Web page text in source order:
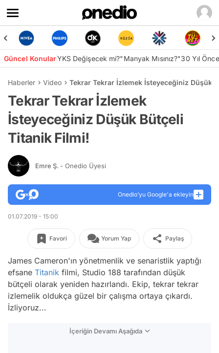
Güncel KonularYKS Değişecek mi?"Manyak Mısınız?"30 Yıl
Haberler Video Tekrar Tekrar İzlemek İsteyeceğiniz Düşük
Tekrar Tekrar İzlemek
İsteyeceğiniz Düşük Bütçeli
Titanik Filmi!
Emre Ş. - Onedio Üyesi
Onedio’yu Google'a ekleyin
01.07.2019 - 15:00
Favori Yorum Yap Paylaş
James Cameron'ın yönetmenlik ve senaristlik yaptığı
efsane Titanik filmi, Studio 188 tarafından düşük
bütçeli olarak yeniden hazırlandı. Ekip, tekrar tekrar
izlemelik oldukça güzel bir çalışma ortaya çıkardı.
İzliyoruz...
İçeriğin Devamı Aşağıda